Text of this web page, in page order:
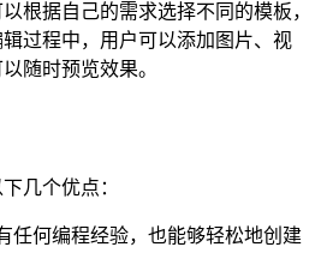
根据自己的需求选择不同的模板，
过程中，用户可以添加图片、视
随时预览效果。
几个优点：
任何编程经验，也能够轻松地创建